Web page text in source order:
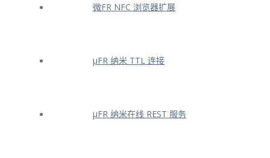
微FR NFC 浏览器扩展
μFR 纳米 TTL 连接
μFR 纳米在线 REST 服务